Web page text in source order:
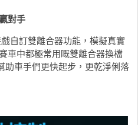
對手
自訂雙離合器功能，模擬真實
車中都極常用嘅雙離合器換檔
助車手們更快起步，更乾淨俐落